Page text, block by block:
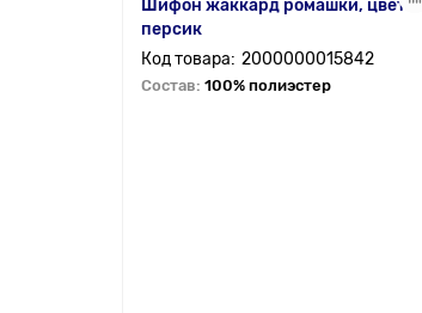
Шифон жаккард ромашки, цвет —
персик
2000000015842
Состав: 100% полиэстер